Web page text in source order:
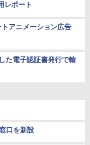
レポート
アニメーション広告
た電子認証書発行で輸
口を新設